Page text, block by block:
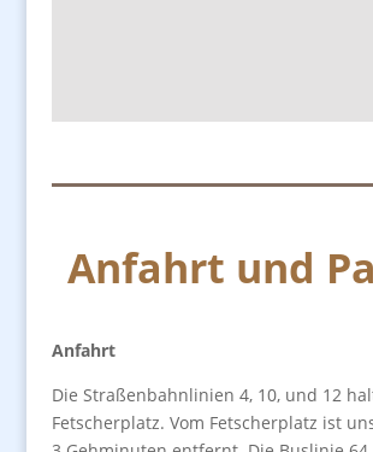
Anfahrt und
Anfahrt
Die Straßenbahnlinien 4, 10, und 12
Fetscherplatz. Vom Fetscherplatz ist